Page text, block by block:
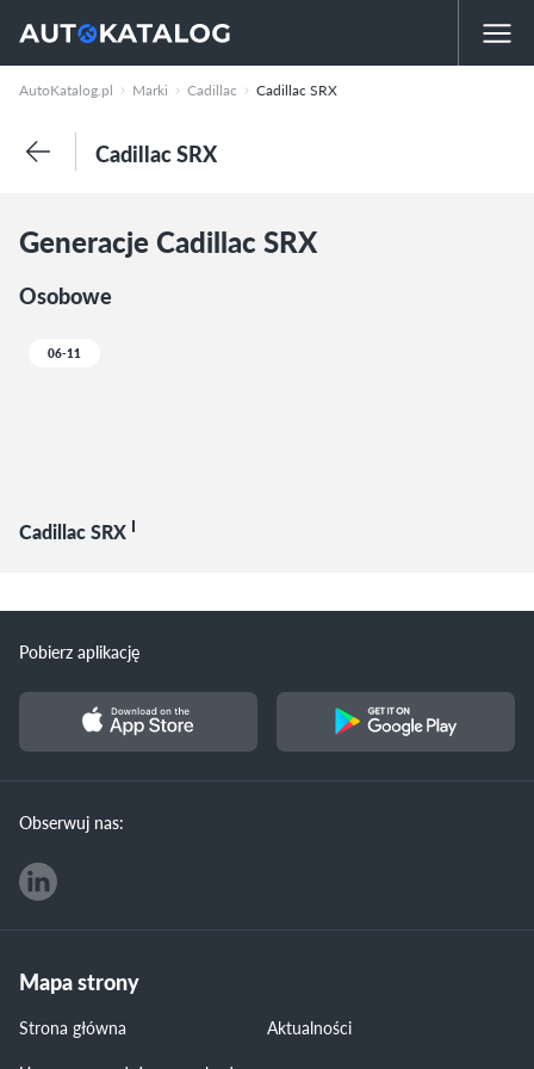
AutoKatalog.pl Marki Cadillac Cadillac SRX
Cadillac SRX
Generacje Cadillac SRX
Osobowe
06-11
Cadillac SRX I
Pobierz aplikację
Obserwuj nas:
Mapa strony
Strona główna
Aktualności